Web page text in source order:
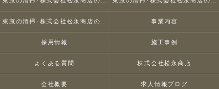
東京の清掃･株式会社松永商店のお客様の声 事業内容
採用情報 施工事例
よくある質問 株式会社松永商店
会社概要 求人情報ブログ